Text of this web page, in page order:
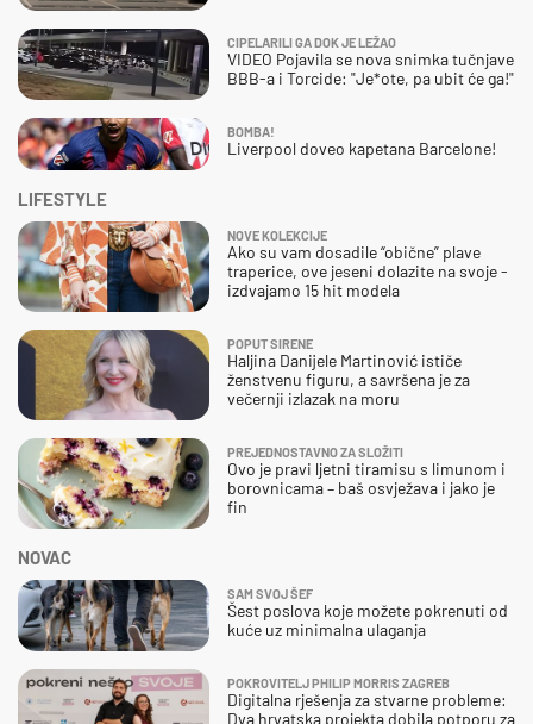
CIPELARILI GA DOK JE LEŽAO
VIDEO Pojavila se nova snimka tučnjave
BBB-a i Torcide: "Je*ote, pa ubit će ga!"
BOMBA!
Liverpool doveo kapetana Barcelone!
NOVAC
SAM SVOJ ŠEF
Šest poslova koje možete pokrenuti od
kuće uz minimalna ulaganja
POKROVITELJ PHILIP MORRIS ZAGREB
Digitalna rješenja za stvarne probleme:
Dva hrvatska projekta dobila potporu za
LIFESTYLE
NOVE KOLEKCIJE
Ako su vam dosadile “obične” plave
traperice, ove jeseni dolazite na svoje -
izdvajamo 15 hit modela
POPUT SIRENE
Haljina Danijele Martinović ističe
ženstvenu figuru, a savršena je za
večernji izlazak na moru
PREJEDNOSTAVNO ZA SLOŽITI
Ovo je pravi ljetni tiramisu s limunom i
borovnicama – baš osvježava i jako je
fin